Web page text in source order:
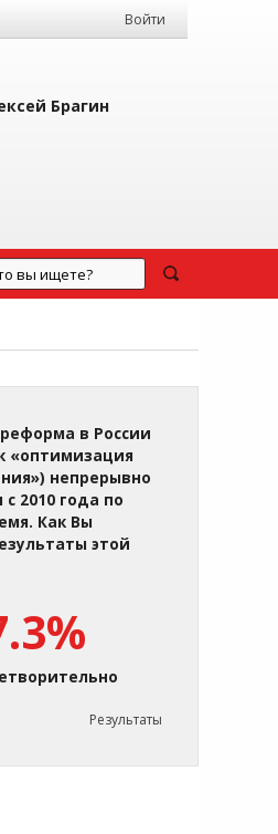
Войти
Брагин
в России
«оптимизация
непрерывно
2010 года по
Как Вы
этой
Результаты